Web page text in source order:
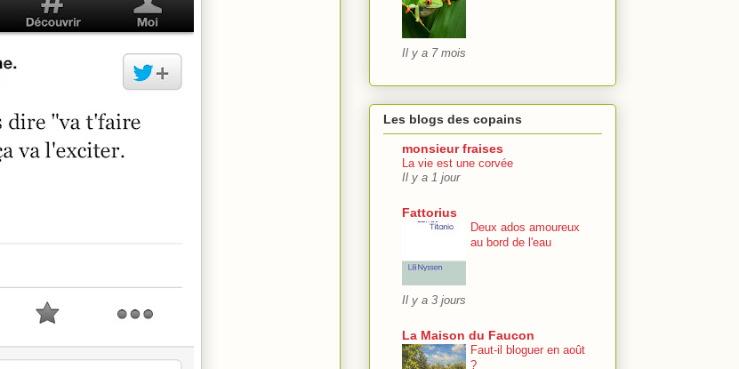
Il y a 7 mois
Les blogs des copains
monsieur fraises
La vie est une corvée
Il y a 1 jour
Fattorius
Deux ados amoureux
au bord de l'eau
Il y a 3 jours
La Maison du Faucon
Faut-il bloguer en août
?